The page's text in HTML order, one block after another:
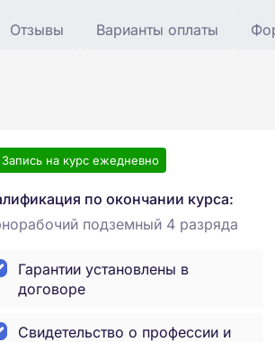
Отзывы Варианты оплаты
Запись на курс ежедневно
по окончании курса:
подземный 4 разряда
Гарантии установлены в
договоре
Свидетельство о профессии и